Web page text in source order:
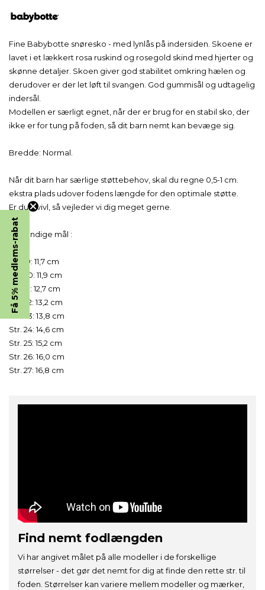
Fine Babybotte snøresko - med lynlås på indersiden. Skoene er
lavet i et lækkert rosa ruskind og rosegold skind med hjerter og
skønne detaljer. Skoen giver god stabilitet omkring hælen og
derudover er der let løft til svangen. God gummisål og udtagelig
indersål.
Modellen er særligt egnet, når der er brug for en stabil sko, der
ikke er for tung på foden, så dit barn nemt kan bevæge sig.
Bredde: Normal.
Når dit barn har særlige støttebehov, skal du regne 0,5-1 cm.
ekstra plads udover fodens længde for den optimale støtte.
Er du i tvivl, så vejleder vi dig meget gerne.
Indvendige mål :
Str. 19: 11,7 cm
Str. 20: 11,9 cm
Str. 21: 12,7 cm
Str. 22: 13,2 cm
Str. 23: 13,8 cm
Str. 24: 14,6 cm
Str. 25: 15,2 cm
Str. 26: 16,0 cm
Str. 27: 16,8 cm
Find nemt fodlængden
Vi har angivet målet på alle modeller i de forskellige
størrelser - det gør det nemt for dig at finde den rette str. til
foden. Størrelser kan variere mellem modeller og mærker,
Få 5% medlems-rabat
✅ Modtag viden om børn med støttebehov
Ved tilmelding accepterer du Godesko.dk's persondatapolitik, som du kan læse